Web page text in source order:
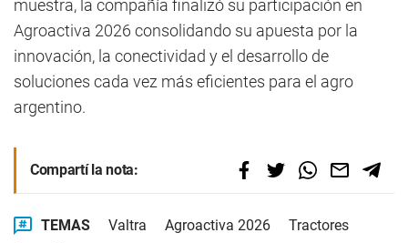
muestra, la compañía finalizó su participación en
Agroactiva 2026 consolidando su apuesta por la
innovación, la conectividad y el desarrollo de
soluciones cada vez más eficientes para el agro
argentino.
Compartí la nota:
TEMAS Valtra Agroactiva 2026
Tractores